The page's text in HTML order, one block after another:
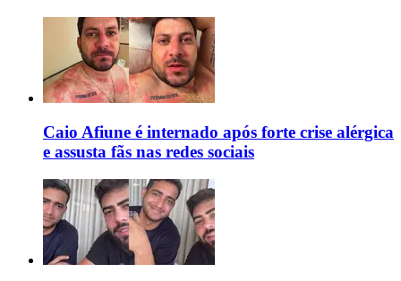
Caio Afiune é internado após forte crise alérgica
e assusta fãs nas redes sociais